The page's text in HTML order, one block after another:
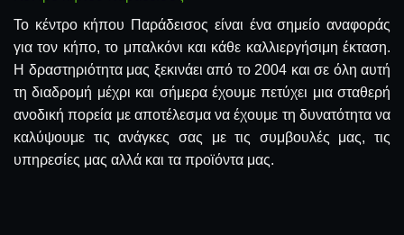
Το κέντρο κήπου Παράδεισος είναι ένα σημείο αναφοράς
για τον κήπο, το μπαλκόνι και κάθε καλλιεργήσιμη έκταση.
Η δραστηριότητα μας ξεκινάει από το 2004 και σε όλη αυτή
τη διαδρομή μέχρι και σήμερα έχουμε πετύχει μια σταθερή
ανοδική πορεία με αποτέλεσμα να έχουμε τη δυνατότητα να
καλύψουμε τις ανάγκες σας με τις συμβουλές μας, τις
υπηρεσίες μας αλλά και τα προϊόντα μας.